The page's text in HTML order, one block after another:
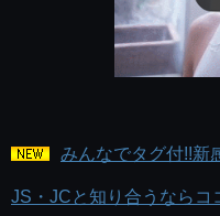
みんなでタグ付!!新
JS・JCと知り合うならコ